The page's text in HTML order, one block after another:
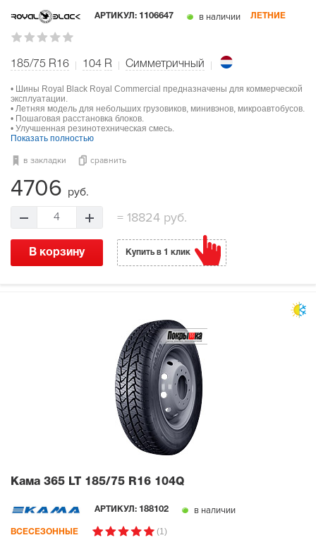
АРТИКУЛ: 1106647 в наличии ЛЕТНИЕ
185/75 R16 104 R Симметричный
• Шины Royal Black Royal Commercial предназначены для коммерческой
эксплуатации.
• Летняя модель для небольших грузовиков, минивэнов, микроавтобусов.
• Пошаговая расстановка блоков.
• Улучшенная резинотехническая смесь.
Показать полностью
в закладки сравнить
4706 руб.
4 = 18824 руб.
В корзину Купить в 1 клик
Кама 365 LT 185/75 R16 104Q
АРТИКУЛ: 188102 в наличии
ВСЕСЕЗОННЫЕ (1)